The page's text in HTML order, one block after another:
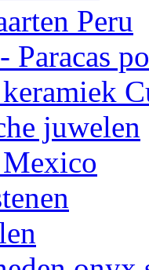
Peru
Paracas
juwelen